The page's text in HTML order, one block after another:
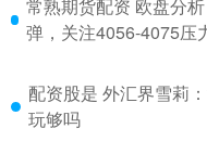
常熟期货配资 欧盘分
弹，关注4056-4075压
配资股是 外汇界雪莉
玩够吗